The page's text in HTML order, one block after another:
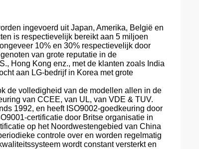
ingevoerd uit Japan, Amerika, België en
is respectievelijk bereikt aan 5 miljoen
10% en 30% respectievelijk door
van grote reputatie in de
Hong Kong enz., met de klanten zoals India
aan LG-bedrijf in Korea met grote
de volledigheid van de modellen allen in de
van CCEE, van UL, van VDE & TUV.
1992, en heeft ISO9002-goedkeuring door
certificatie door Britse organisatie in
op het Noordwestengebied van China
controle over en worden regelmatig
wordt constant versterkt en